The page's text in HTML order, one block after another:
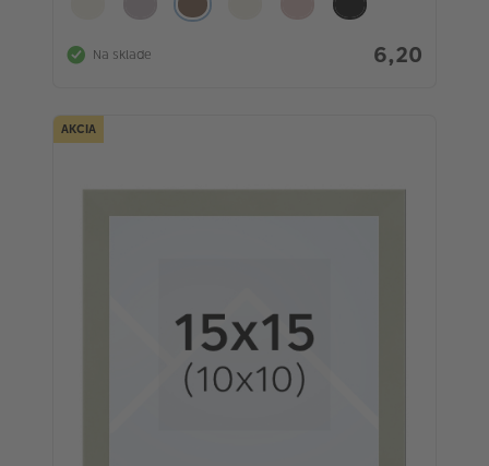
Na sklade 6,20
AKCIA